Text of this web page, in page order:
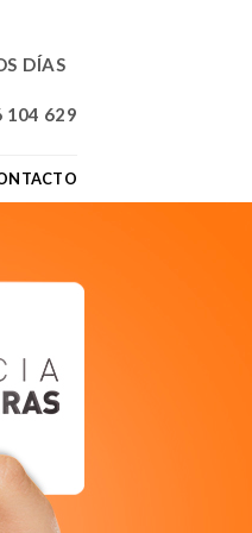
DÍAS
104 629